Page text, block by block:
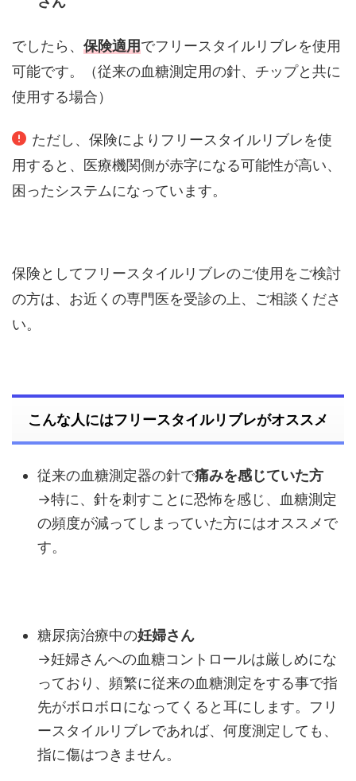
でしたら、 保険適用でフリースタイルリブレを使用
可能です。（従来の血糖測定用の針、チップと共に
使用する場合）
ただし、保険によりフリースタイルリブレを使
用すると、医療機関側が赤字になる可能性が高い、
困ったシステムになっています。
保険としてフリースタイルリブレのご使用をご検討
の方は、お近くの専門医を受診の上、ご相談くださ
い。
こんな人にはフリースタイルリブレがオススメ
従来の血糖測定器の針で痛みを感じていた方
→特に、針を刺すことに恐怖を感じ、血糖測定
の頻度が減ってしまっていた方にはオススメで
す。
糖尿病治療中の妊婦さん
→妊婦さんへの血糖コントロールは厳しめにな
っており、頻繁に従来の血糖測定をする事で指
先がボロボロになってくると耳にします。フリ
ースタイルリブレであれば、何度測定しても、
指に傷はつきません。